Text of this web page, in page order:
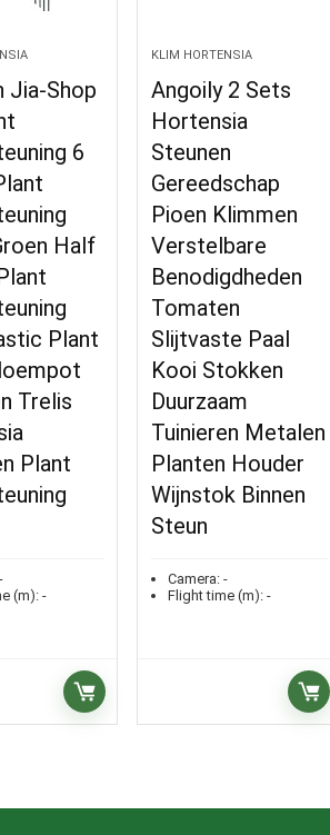
Jia-Shop
6
Half
Plant
Trelis
Plant
(m):-
KLIM HORTENSIA
Angoily 2 Sets
Hortensia
Steunen
Gereedschap
Pioen Klimmen
Verstelbare
Benodigdheden
Tomaten
Slijtvaste Paal
Kooi Stokken
Duurzaam
Tuinieren Metalen
Planten Houder
Wijnstok Binnen
Steun
Camera: -
Flight time (m): -